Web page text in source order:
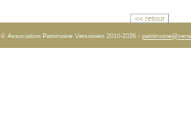
<< retour
© Association Patrimoine Versoisien 2010-2026 -